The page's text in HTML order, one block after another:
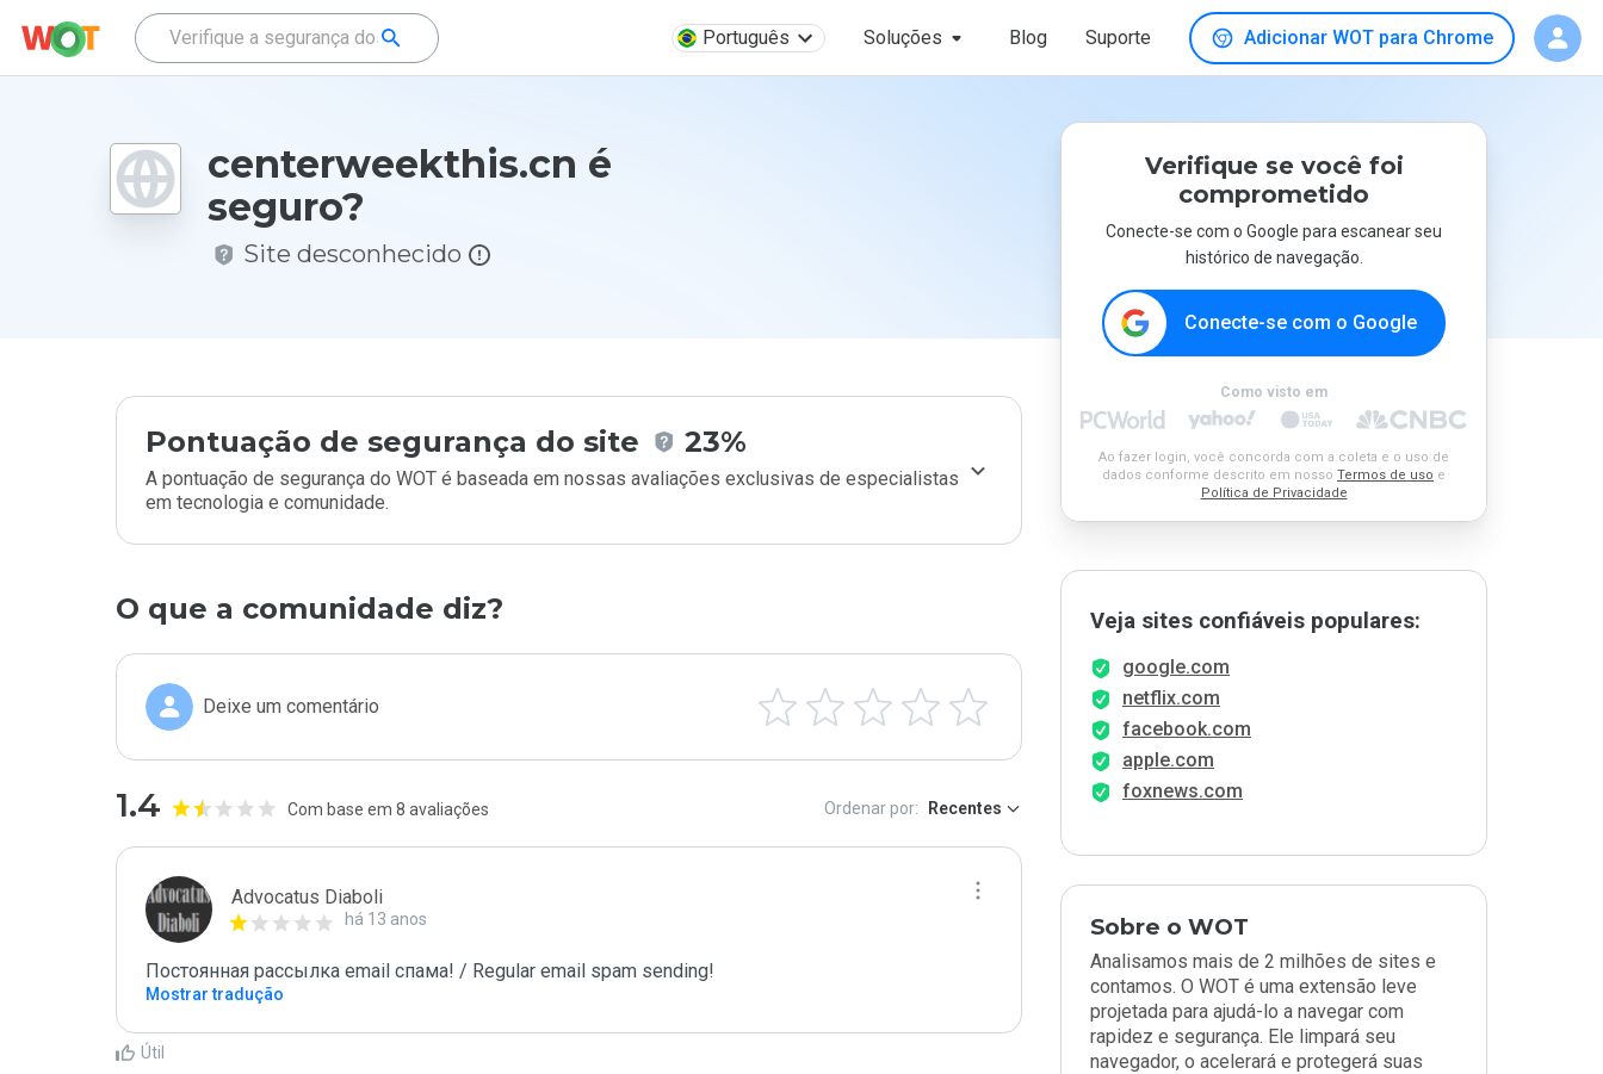
Português Soluções Blog Suporte Adicionar WOT para Chrome
centerweekthis.cn é
seguro?
Site desconhecido
Pontuação de segurança do site 23%
A pontuação de segurança do WOT é baseada em nossas avaliações exclusivas de especialistas
em tecnologia e comunidade.
O que a comunidade diz?
Deixe um comentário
1.4 Com base em 8 avaliações Ordenar por: Recentes
Advocatus Diaboli
há 13 anos
Постоянная рассылка email спама! / Regular email spam sending!
Mostrar tradução
Útil
Verifique se você foi
comprometido
Conecte-se com o Google para escanear seu
histórico de navegação.
Conecte-se com o Google
Como visto em
Ao fazer login, você concorda com a coleta e o uso de
dados conforme descrito em nosso Termos de uso e
Política de Privacidade
Veja sites confiáveis populares:
google.com
netflix.com
facebook.com
apple.com
foxnews.com
Sobre o WOT
Analisamos mais de 2 milhões de sites e
contamos. O WOT é uma extensão leve
projetada para ajudá-lo a navegar com
rapidez e segurança. Ele limpará seu
navegador, o acelerará e protegerá suas